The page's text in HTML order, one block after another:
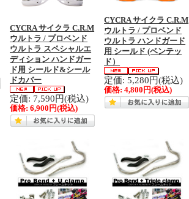
CYCRA サイクラ C.R.M
ウルトラ / プロベンド
ウルトラ スペシャルエ
ディション ハンドガー
ド用 シールド&シール
ドカバー
定価: 7,590円(税込)
価格:6,900円(税込)
CYCRA サイクラ C.R.M
ウルトラ / プロベンド
ウルトラ ハンドガード
用 シールド (ベンテッ
ド）
定価: 5,280円(税込)
価格:4,800円(税込)